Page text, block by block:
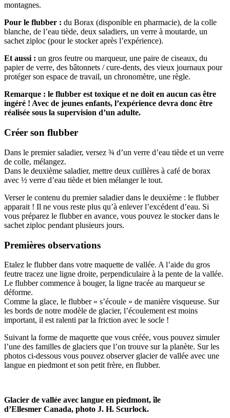
montagnes.
Pour le flubber : du Borax (disponible en pharmacie), de la colle
blanche, de l’eau tiède, deux saladiers, un verre à moutarde, un
sachet ziploc (pour le stocker après l’expérience).
Et aussi : un gros feutre ou marqueur, une paire de ciseaux, du
papier de verre, des bâtonnets / cure-dents, des vieux journaux pour
protéger son espace de travail, un chronomètre, une règle.
Remarque : le flubber est toxique et ne doit en aucun cas être
ingéré ! Avec de jeunes enfants, l’expérience devra donc être
réalisée sous la supervision d’un adulte.
Créer son flubber
Dans le premier saladier, versez ¾ d’un verre d’eau tiède et un verre
de colle, mélangez.
Dans le deuxième saladier, mettre deux cuillères à café de borax
avec ½ verre d’eau tiède et bien mélanger le tout.
Verser le contenu du premier saladier dans le deuxième : le flubber
apparait ! Il ne vous reste plus qu’à enlever l’excédent d’eau. Si
vous préparez le flubber en avance, vous pouvez le stocker dans le
sachet ziploc pendant plusieurs jours.
Premières observations
Etalez le flubber dans votre maquette de vallée. A l’aide du gros
feutre tracez une ligne droite, perpendiculaire à la pente de la vallée.
Le flubber commence à bouger, la ligne tracée au marqueur se
déforme.
Comme la glace, le flubber « s’écoule » de manière visqueuse. Sur
les bords de notre modèle de glacier, l’écoulement est moins
important, il est ralenti par la friction avec le socle !
Suivant la forme de maquette que vous créée, vous pouvez simuler
l’une des familles de glaciers que l’on trouve sur la planète. Sur les
photos ci-dessous vous pouvez observer glacier de vallée avec une
langue en piedmont et son petit frère, en flubber.
Glacier de vallée avec langue en piedmont, île
d’Ellesmer Canada, photo J. H. Scurlock.